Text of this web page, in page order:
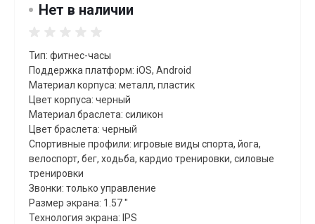
Нет в наличии
Тип: фитнес-часы
Поддержка платформ: iOS, Android
Материал корпуса: металл, пластик
Цвет корпуса: черный
Материал браслета: силикон
Цвет браслета: черный
Спортивные профили: игровые виды спорта, йога,
велоспорт, бег, xодьба, кардио тренировки, силовые
тренировки
Звонки: только управление
Размер экрана: 1.57 "
Технология экрана: IPS